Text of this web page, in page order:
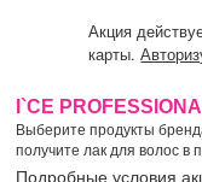
Акция
карты.
I`CE
Выберите продукты
получите лак для волос в
Подробные условия